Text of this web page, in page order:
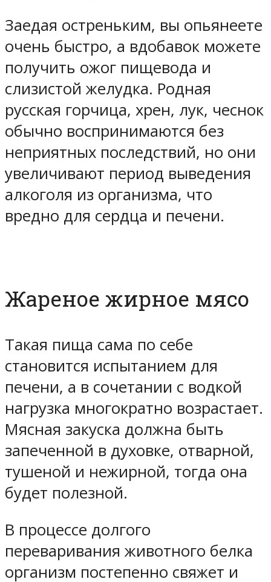
Заедая остреньким, вы опьянеете
очень быстро, а вдобавок можете
получить ожог пищевода и
слизистой желудка. Родная
русская горчица, хрен, лук, чеснок
обычно воспринимаются без
неприятных последствий, но они
увеличивают период выведения
алкоголя из организма, что
вредно для сердца и печени.
Жареное жирное мясо
Такая пища сама по себе
становится испытанием для
печени, а в сочетании с водкой
нагрузка многократно возрастает.
Мясная закуска должна быть
запеченной в духовке, отварной,
тушеной и нежирной, тогда она
будет полезной.
В процессе долгого
переваривания животного белка
организм постепенно свяжет и